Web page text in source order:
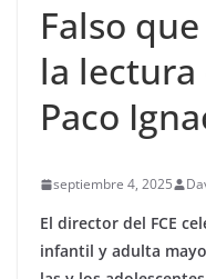
Falso
la lectura
Paco
septiembre 4, 2025
El director del FCE
infantil y adulta